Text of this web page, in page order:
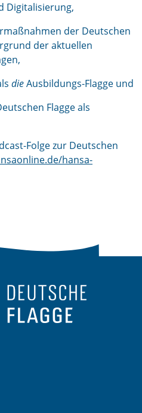
Digitalisierung,
der Deutschen
der aktuellen
dieAusbildungs-Flagge und
Flagge als
Folge zur Deutschen
hansa-